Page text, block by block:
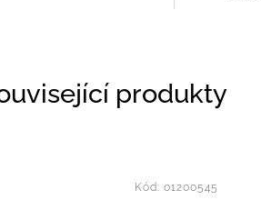
produkty
Kód: 01200545